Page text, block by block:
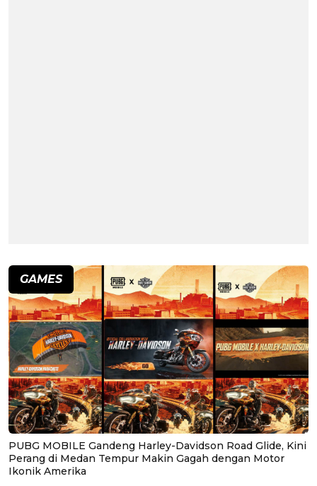
GAMES
PUBG MOBILE Gandeng Harley-Davidson Road Glide, Kini
Perang di Medan Tempur Makin Gagah dengan Motor
Ikonik Amerika